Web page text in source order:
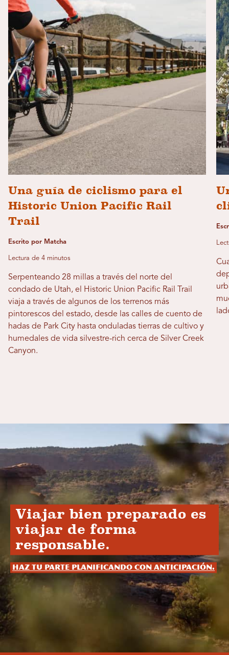
Una guía de ciclismo para el
Historic Union Pacific Rail
Trail
Escrito por Matcha
Lectura de 4 minutos
Serpenteando 28 millas a través del norte del
condado de Utah, el Historic Union Pacific Rail Trail
viaja a través de algunos de los terrenos más
pintorescos del estado, desde las calles de cuento de
hadas de Park City hasta onduladas tierras de cultivo y
humedales de vida silvestre-rich cerca de Silver Creek
Canyon.
Viajar bien preparado es
viajar de forma
responsable.
Haz tu parte planificando con anticipación.